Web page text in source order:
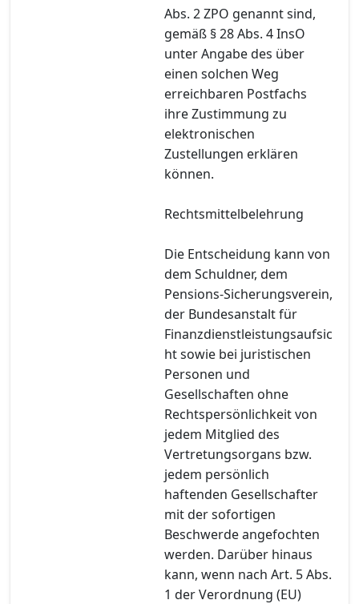
Abs. 2 ZPO genannt sind,
gemäß § 28 Abs. 4 InsO
unter Angabe des über
einen solchen Weg
erreichbaren Postfachs
ihre Zustimmung zu
elektronischen
Zustellungen erklären
können.
Rechtsmittelbelehrung
Die Entscheidung kann von
dem Schuldner, dem
Pensions-Sicherungsverein,
der Bundesanstalt für
Finanzdienstleistungsaufsic
ht sowie bei juristischen
Personen und
Gesellschaften ohne
Rechtspersönlichkeit von
jedem Mitglied des
Vertretungsorgans bzw.
jedem persönlich
haftenden Gesellschafter
mit der sofortigen
Beschwerde angefochten
werden. Darüber hinaus
kann, wenn nach Art. 5 Abs.
1 der Verordnung (EU)